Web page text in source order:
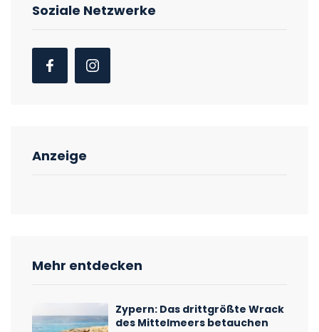
Soziale Netzwerke
Anzeige
Mehr entdecken
Zypern: Das drittgrößte Wrack
des Mittelmeers betauchen